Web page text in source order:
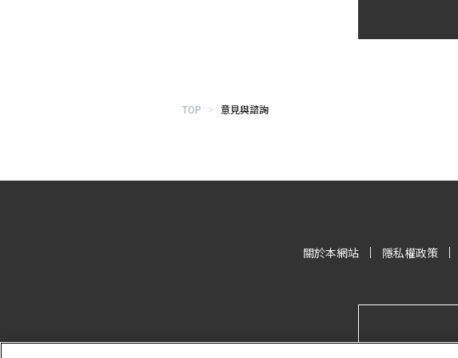
TOP > 意見與諮詢
關於本網站 隱私權政策